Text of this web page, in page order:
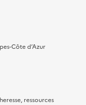
Côte d’Azur
ressources